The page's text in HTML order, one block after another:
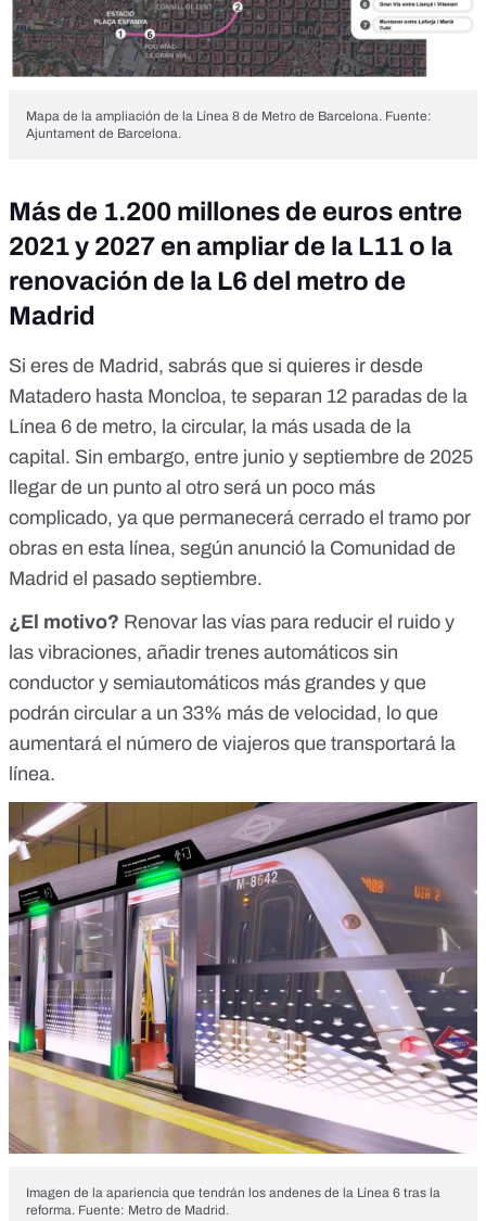
Mapa de la ampliación de la Línea 8 de Metro de Barcelona. Fuente:
Ajuntament de Barcelona.
Más de 1.200 millones de euros entre
2021 y 2027 en ampliar de la L11 o la
renovación de la L6 del metro de
Madrid
Si eres de Madrid, sabrás que si quieres ir desde
Matadero hasta Moncloa, te separan 12 paradas de la
Línea 6 de metro, la circular, la más usada de la
capital . Sin embargo, entre junio y septiembre de 2025
llegar de un punto al otro será un poco más
complicado, ya que permanecerá cerrado el tramo por
obras en esta línea, según anunció la Comunidad de
Madrid el pasado septiembre.
¿El motivo? Renovar las vías para reducir el ruido y
las vibraciones, añadir trenes automáticos sin
conductor y semiautomáticos más grandes y que
podrán circular a un 33% más de velocidad, lo que
aumentará el número de viajeros que transportará la
línea.
Imagen de la apariencia que tendrán los andenes de la Línea 6 tras la
reforma. Fuente: Metro de Madrid.